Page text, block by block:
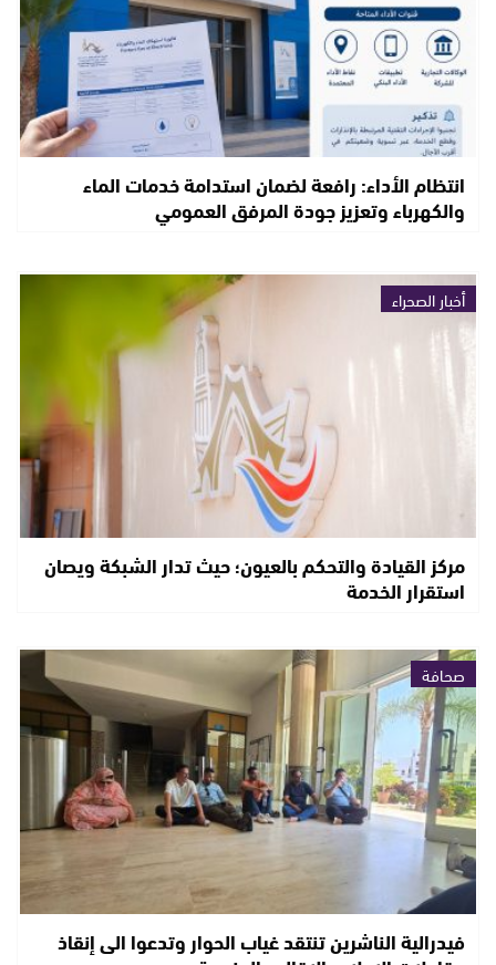
انتظام الأداء: رافعة لضمان استدامة خدمات الماء
والكهرباء وتعزيز جودة المرفق العمومي
أخبار الصحراء
مركز القيادة والتحكم بالعيون؛ حيث تدار الشبكة ويصان
استقرار الخدمة
صحافة
فيدرالية الناشرين تنتقد غياب الحوار وتدعوا الى إنقاذ